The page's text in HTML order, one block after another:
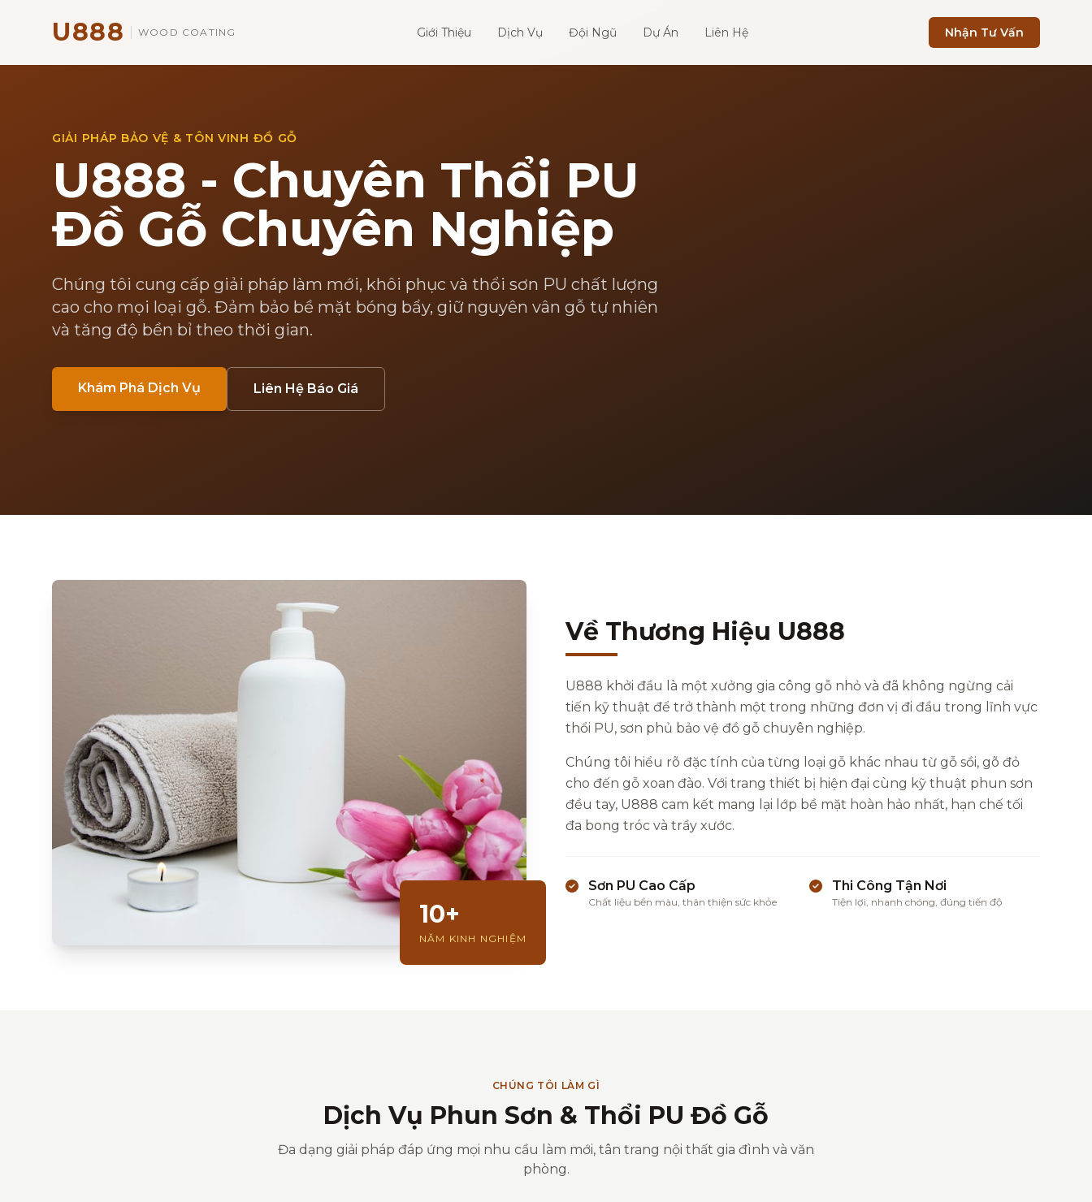
U888 WOOD COATING Giới Thiệu Dịch Vụ Đội Ngũ Dự Án Liên Hệ Nhận Tư Vấn
GIẢI PHÁP BẢO VỆ & TÔN VINH ĐỒ GỖ
U888 - Chuyên Thổi PU
Đồ Gỗ Chuyên Nghiệp
Chúng tôi cung cấp giải pháp làm mới, khôi phục và thổi sơn PU chất lượng
cao cho mọi loại gỗ. Đảm bảo bề mặt bóng bẩy, giữ nguyên vân gỗ tự nhiên
và tăng độ bền bỉ theo thời gian.
Khám Phá Dịch Vụ Liên Hệ Báo Giá
10+
NĂM KINH NGHIỆM
Về Thương Hiệu U888
U888 khởi đầu là một xưởng gia công gỗ nhỏ và đã không ngừng cải
tiến kỹ thuật để trở thành một trong những đơn vị đi đầu trong lĩnh vực
thổi PU, sơn phủ bảo vệ đồ gỗ chuyên nghiệp.
Chúng tôi hiểu rõ đặc tính của từng loại gỗ khác nhau từ gỗ sồi, gõ đỏ
cho đến gỗ xoan đào. Với trang thiết bị hiện đại cùng kỹ thuật phun sơn
đều tay, U888 cam kết mang lại lớp bề mặt hoàn hảo nhất, hạn chế tối
đa bong tróc và trầy xước.
Sơn PU Cao Cấp
Chất liệu bền màu, thân thiện sức khỏe
Thi Công Tận Nơi
Tiện lợi, nhanh chóng, đúng tiến độ
CHÚNG TÔI LÀM GÌ
Dịch Vụ Phun Sơn & Thổi PU Đồ Gỗ
Đa dạng giải pháp đáp ứng mọi nhu cầu làm mới, tân trang nội thất gia đình và văn
phòng.